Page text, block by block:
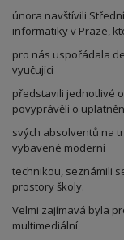
února navštívili
informatiky v Praze,
pro nás uspořádala
vyučující
představili jednotlivé
povyprávěli o
svých absolventů na
vybavené moderní
technikou, seznámili
prostory školy.
Velmi zajímavá byla
multimediální